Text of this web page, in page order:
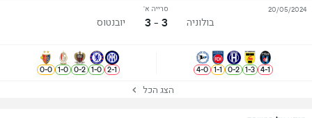
בולוניה
סרייה א'
3 - 3 יובנטוס
20/05/2024
1
-
4
3
-
1
2
-
0
1
-
1
0
-
4
1
-
2
0
-
1
2
-
0
0
-
1
0
-
0
הצג הכל